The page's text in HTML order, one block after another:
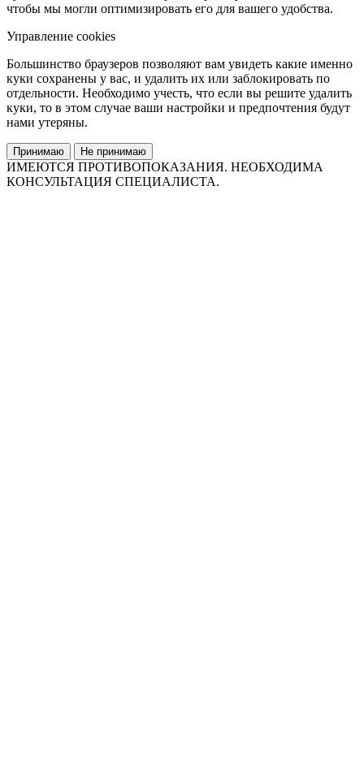
чтобы мы могли оптимизировать его для вашего удобства.
Управление cookies
Большинство браузеров позволяют вам увидеть какие именно
куки сохранены у вас, и удалить их или заблокировать по
отдельности. Необходимо учесть, что если вы решите удалить
куки, то в этом случае ваши настройки и предпочтения будут
нами утеряны.
Принимаю Не принимаю
ИМЕЮТСЯ ПРОТИВОПОКАЗАНИЯ. НЕОБХОДИМА
КОНСУЛЬТАЦИЯ СПЕЦИАЛИСТА.